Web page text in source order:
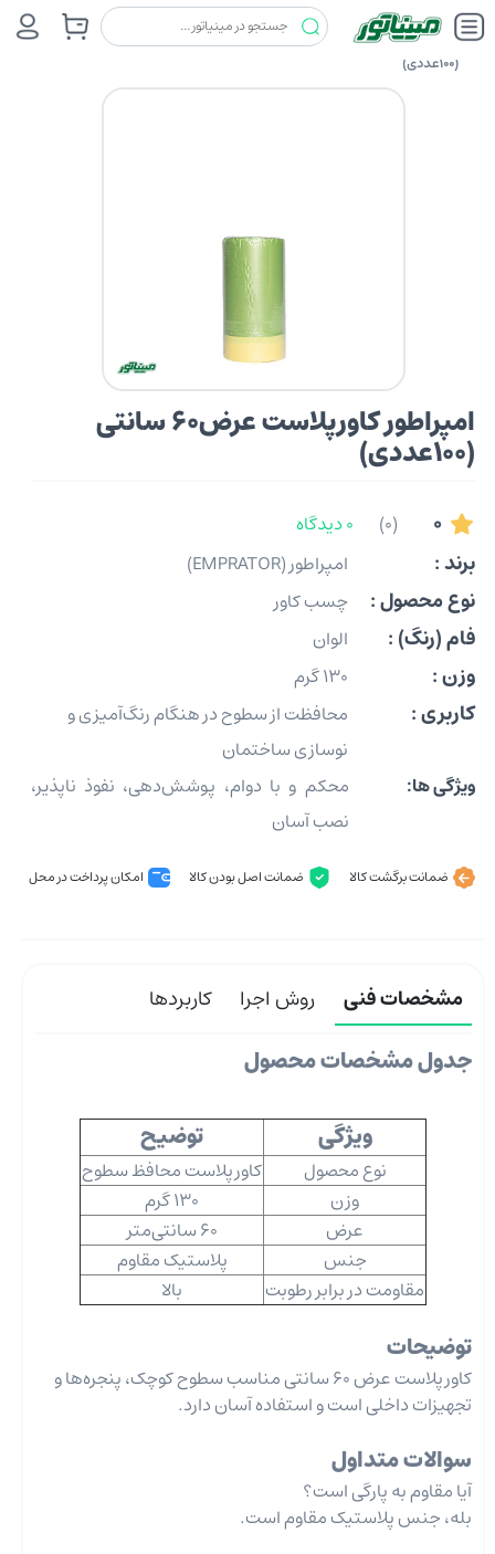
چسب ها امپراطور (EMPRATOR)
امپراطور کاورپلاست عرض60 سانتی
(100عددی)
امپراطور کاورپلاست عرض60 سانتی
(100عددی)
0
(0) 0 دیدگاه
برند : امپراطور (EMPRATOR)
نوع محصول : چسب کاور
فام (رنگ) : الوان
وزن : 130 گرم
کاربری :
محافظت از سطوح در هنگام رنگ‌آمیزی و
نوسازی ساختمان
ویژگی ها:
محکم و با دوام، پوشش‌دهی، نفوذ ناپذیر،
نصب آسان
ضمانت برگشت کالا ضمانت اصل بودن کالا امکان پرداخت در محل
مشخصات فنی روش اجرا کاربردها
جدول مشخصات محصول
ویژگی
توضیح
نوع محصول
کاورپلاست محافظ سطوح
وزن
130 گرم
عرض
60 سانتی‌متر
جنس
پلاستیک مقاوم
مقاومت در برابر رطوبت
بالا
توضیحات
کاورپلاست عرض 60 سانتی مناسب سطوح کوچک، پنجره‌ها و
تجهیزات داخلی است و استفاده آسان دارد.
سوالات متداول
آیا مقاوم به پارگی است؟
بله، جنس پلاستیک مقاوم است.